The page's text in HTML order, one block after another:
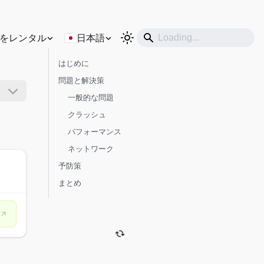
レンタル 日本語
はじめに
問題と解決策
一般的な問題
クラッシュ
パフォーマンス
ネットワーク
予防策
まとめ